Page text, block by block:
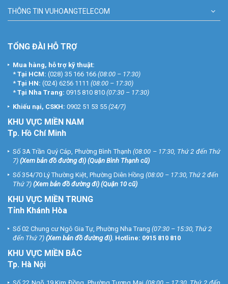
THÔNG TIN VUHOANGTELECOM
TỔNG ĐÀI HỖ TRỢ
Mua hàng, hỗ trợ kỹ thuật:
* Tại HCM: (028) 35 166 166 (08:00 – 17:30)
* Tại HN: (024) 6256 1111 (08:00 – 17:30)
* Tại Nha Trang: 0915 810 810 (07:30 – 17:30)
Khiếu nại, CSKH: 0902 51 53 55 (24/7)
KHU VỰC MIỀN NAM
Tp. Hồ Chí Minh
Số 3A Trần Quý Cáp, Phường Bình Thạnh (08:00 – 17:30, Thứ 2 đến Thứ
7) (Xem bản đồ đường đi) (Quận Bình Thạnh cũ)
Số 354/70 Lý Thường Kiệt, Phường Diên Hồng (08:00 – 17:30, Thứ 2 đến
Thứ 7) (Xem bản đồ đường đi) (Quận 10 cũ)
KHU VỰC MIỀN TRUNG
Tỉnh Khánh Hòa
Số 02 Chung cư Ngô Gia Tự, Phường Nha Trang (07:30 – 15:30, Thứ 2
đến Thứ 7) (Xem bản đồ đường đi). Hotline: 0915 810 810
KHU VỰC MIỀN BẮC
Tp. Hà Nội